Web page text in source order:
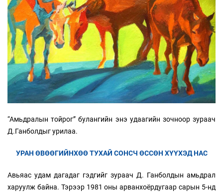
“Амьдралын тойрог” булангийн энэ удаагийн зочноор зураач
Д.Ганболдыг урилаа.
УРАН ӨВӨӨГИЙНХӨӨ ТУХАЙ СОНСЧ ӨССӨН ХҮҮХЭД НАС
Авьяас удам дагадаг гэдгийг зураач Д. Ганболдын амьдрал
харуулж байна. Тэрээр 1981 оны арванхоёрдугаар сарын 5-нд